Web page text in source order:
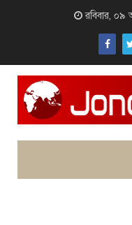
রবিবার,